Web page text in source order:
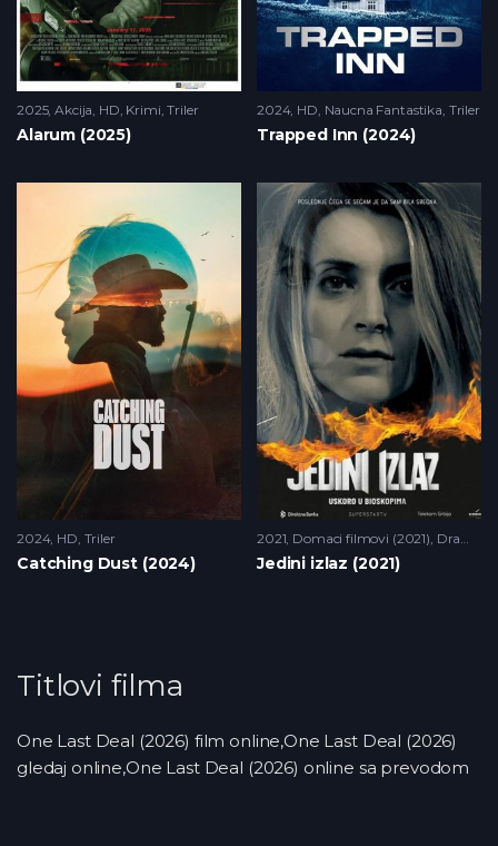
2025 Akcija HD Krimi ,Triler
Alarum (2025)
2024 HD Naucna Fantastika Triler
Trapped Inn (2024)
2024 HD Triler
Catching Dust (2024)
2021 Domaci filmovi (2021) Drama
Jedini izlaz (2021)
Titlovi filma
One Last Deal (2026) film online,One Last Deal (2026)
gledaj online,One Last Deal (2026) online sa prevodom